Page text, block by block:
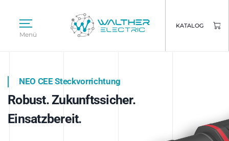
Menü
KATALOG
Intelligente Stromverteilung
NEO CEE Steckvorrichtung
Robust. Zukunftssicher.
Einsatzbereit.
Intelligenz trifft Energie.